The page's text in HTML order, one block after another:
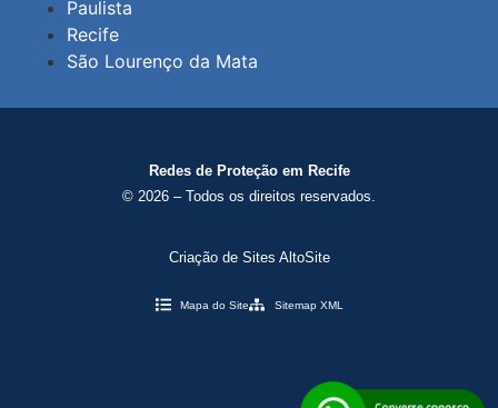
Paulista
Recife
São Lourenço da Mata
Redes de Proteção em Recife
© 2026 – Todos os direitos reservados.
Criação de Sites AltoSite
Mapa do Site Sitemap XML